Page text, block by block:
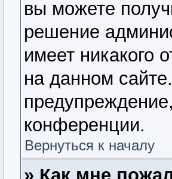
вы можете
решение
имеет никакого
на данном
конференции.
Вернуться к началу